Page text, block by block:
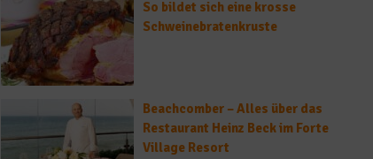
So bildet sich eine krosse
Schweinebratenkruste
Beachcomber – Alles über das
Restaurant Heinz Beck im Forte
Village Resort